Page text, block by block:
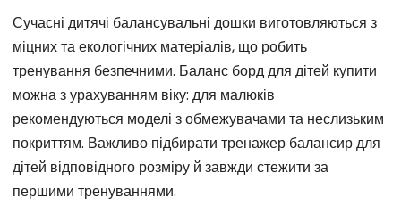
Сучасні дитячі балансувальні дошки виготовляються з
міцних та екологічних матеріалів, що робить
тренування безпечними. Баланс борд для дітей купити
можна з урахуванням віку: для малюків
рекомендуються моделі з обмежувачами та неслизьким
покриттям. Важливо підбирати тренажер балансир для
дітей відповідного розміру й завжди стежити за
першими тренуваннями.